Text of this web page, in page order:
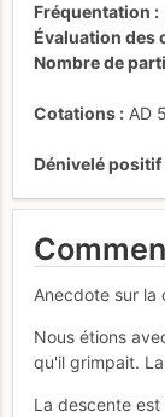
Fréquentation
Évaluation des
Nombre de
Cotations AD
Dénivelé positif
Anecdote sur la
Nous étions
qu'il grimpait.
La descente